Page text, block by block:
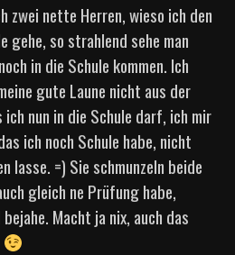
zwei nette Herren, wieso ich den
gehe, so strahlend sehe man
in die Schule kommen. Ich
gute Laune nicht aus der
nun in die Schule darf, ich mir
ich noch Schule habe, nicht
lasse. =) Sie schmunzeln beide
gleich ne Prüfung habe,
Macht ja nix, auch das